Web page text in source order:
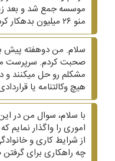
موسسه جمع شد و بعد
منو ۲۶ میلیون بدهکار کرده. آیا میتونم از موسسه...
سلام. من دوهفته پیش
صحبت کردم. سرپرست
هیچ وکالتنامه یا
با سلام، سوال من
اموری را واگذار
از شرایط کاری و
چه راهکاری برای